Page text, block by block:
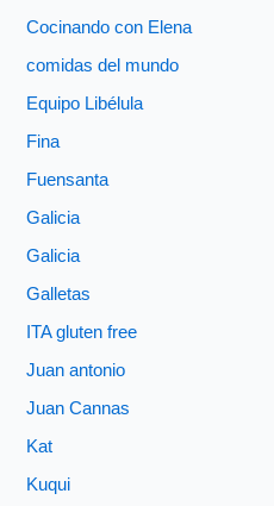
Cocinando con Elena
comidas del mundo
Equipo Libélula
Fina
Fuensanta
Galicia
Galicia
Galletas
ITA gluten free
Juan antonio
Juan Cannas
Kat
Kuqui